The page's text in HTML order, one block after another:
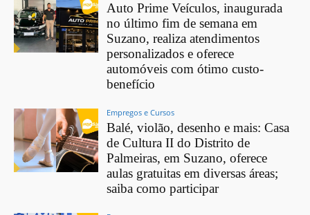
Auto Prime Veículos, inaugurada
no último fim de semana em
Suzano, realiza atendimentos
personalizados e oferece
automóveis com ótimo custo-
benefício
Empregos e Cursos
Balé, violão, desenho e mais: Casa
de Cultura II do Distrito de
Palmeiras, em Suzano, oferece
aulas gratuitas em diversas áreas;
saiba como participar